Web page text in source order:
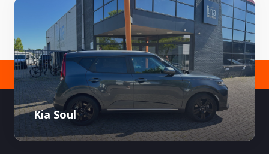
Kia Soul